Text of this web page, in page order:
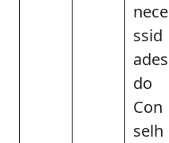
nece
ssid
ades
do
Con
selh